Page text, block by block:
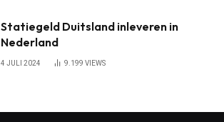
Statiegeld Duitsland inleveren in
Nederland
4 JULI 2024 9.199 VIEWS